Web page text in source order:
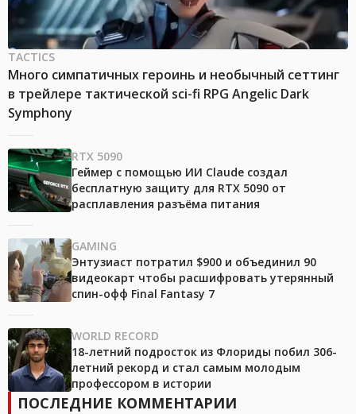
TACTICS
Много симпатичных героинь и необычный сеттинг
в трейлере тактической sci-fi RPG Angelic Dark
Symphony
RTX 5090
Геймер с помощью ИИ Claude создал
бесплатную защиту для RTX 5090 от
расплавления разъёма питания
GAMING
Энтузиаст потратил $900 и объединил 90
видеокарт чтобы расшифровать утерянный
спин-офф Final Fantasy 7
WORLD RECORD
18-летний подросток из Флориды побил 306-
летний рекорд и стал самым молодым
профессором в истории
ПОСЛЕДНИЕ КОММЕНТАРИИ